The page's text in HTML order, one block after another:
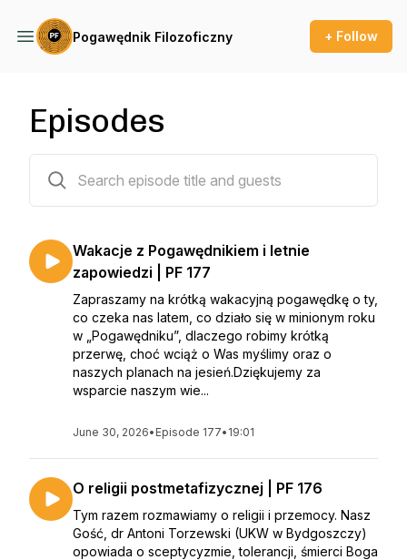
Pogawędnik Filozoficzny + Follow
Episodes
Wakacje z Pogawędnikiem i letnie
zapowiedzi | PF 177
Zapraszamy na krótką wakacyjną pogawędkę o ty,
co czeka nas latem, co działo się w minionym roku
w „Pogawędniku”, dlaczego robimy krótką
przerwę, choć wciąż o Was myślimy oraz o
naszych planach na jesień.Dziękujemy za
wsparcie naszym wie...
June 30, 2026• Episode 177• 19:01
O religii postmetafizycznej | PF 176
Tym razem rozmawiamy o religii i przemocy. Nasz
Gość, dr Antoni Torzewski (UKW w Bydgoszczy)
opowiada o sceptycyzmie, tolerancji, śmierci Boga